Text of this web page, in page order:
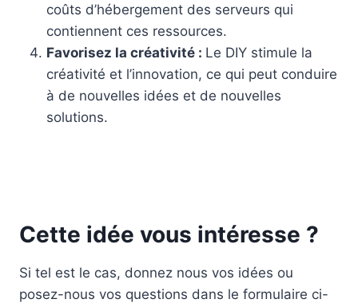
coûts d’hébergement des serveurs qui
contiennent ces ressources.
Favorisez la créativité : Le DIY stimule la
créativité et l’innovation, ce qui peut conduire
à de nouvelles idées et de nouvelles
solutions.
Cette idée vous intéresse ?
Si tel est le cas, donnez nous vos idées ou
posez-nous vos questions dans le formulaire ci-